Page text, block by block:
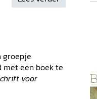
MetenHERMAN
van Obe
groepje
met een boek te
voor